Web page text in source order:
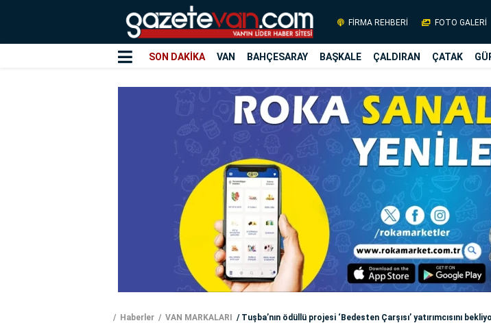
FİRMA REHBERİ FOTO GALERİ
SON DAKİKA VAN BAHÇESARAY BAŞKALE ÇALDIRAN ÇATAK
Haberler VAN MARKALARI Tuşba’nın ödüllü projesi ‘Bedesten Çarşısı’ yatırımcısını